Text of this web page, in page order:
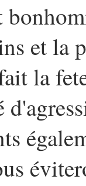
et la
la